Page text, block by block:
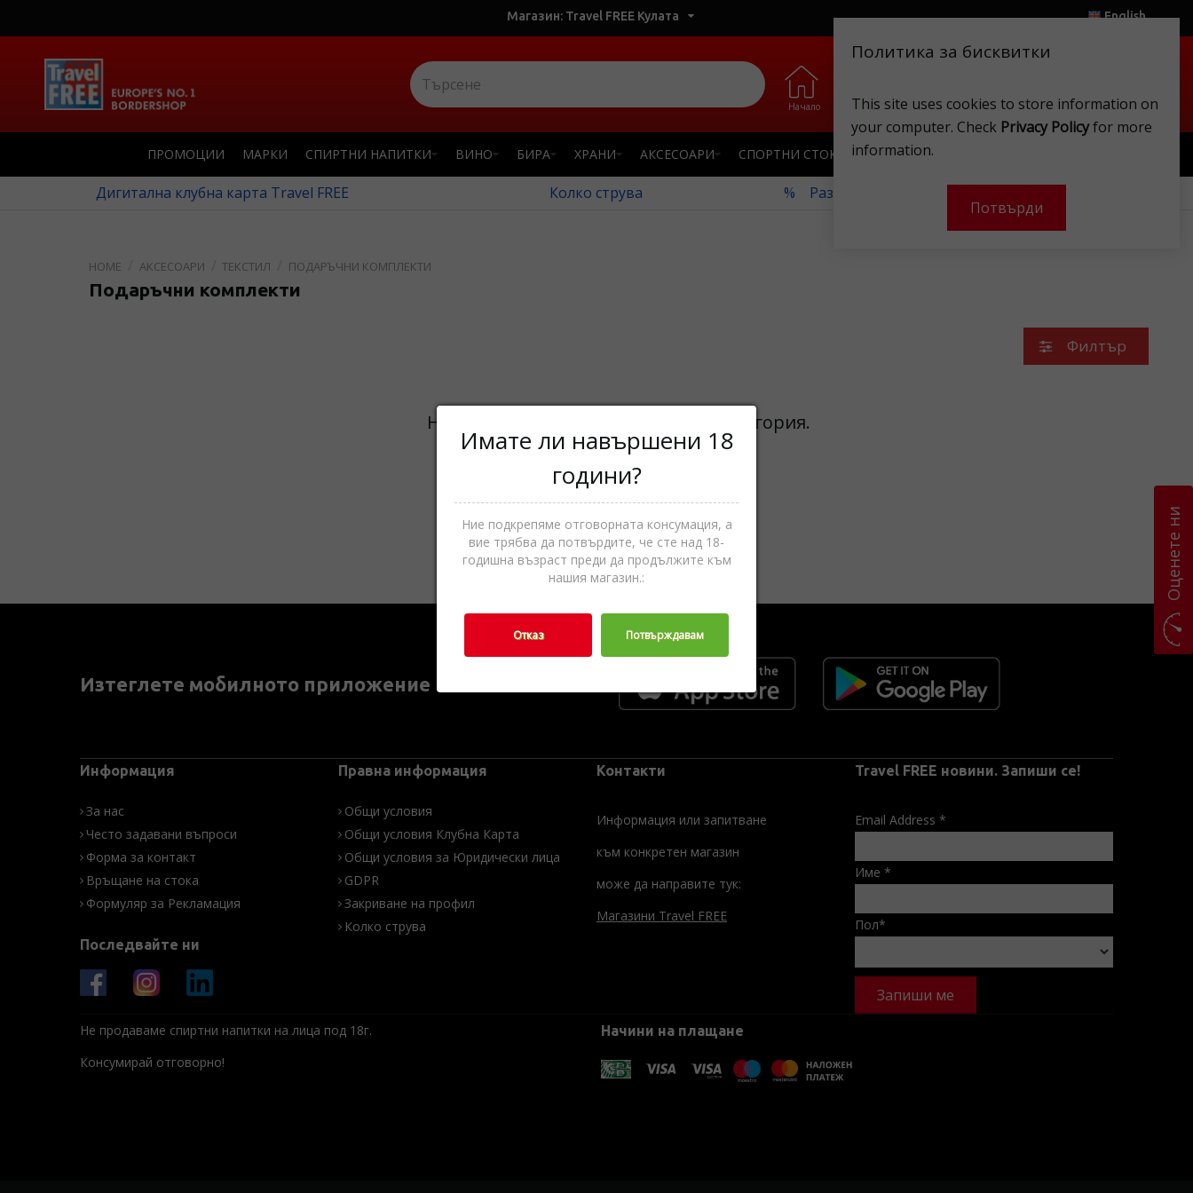
Политика за бисквитки
This site uses cookies to store information on
your computer. Check Privacy Policyfor more
information.
Потвърди
Магазин: Travel FREE Кулата English
Начало Любими Магазини Клубна карта Акаунт Кошница
ПРОМОЦИИ МАРКИ СПИРТНИ НАПИТКИ ВИНО БИРА ХРАНИ АКСЕСОАРИ СПОРТНИ СТОКИ ИГРАЧКИ
Дигитална клубна карта Travel FREE Колко струва % Разгледайте нашите месечни оферти!
АКСЕСОАРИ ТЕКСТИЛ ПОДАРЪЧНИ КОМПЛЕКТИ
Подаръчни комплекти
Филтър
Няма добавени продукти в тази категория.
Изтеглете мобилното приложение ►
Информация
За нас
Често задавани въпроси
Форма за контакт
Връщане на стока
Формуляр за Рекламация
Последвайте ни
Правна информация
Общи условия
Общи условия Клубна Карта
Общи условия за Юридически лица
GDPR
Закриване на профил
Колко струва
Контакти
Информация или запитване
към конкретен магазин
може да направите тук:
Магазини Travel FREE
Travel FREE новини. Запиши се!
Email Address *
Име *
Пол*
Не продаваме спиртни напитки на лица под 18г.
Консумирай отговорно!
Начини на плащане
Оценете ни
Имате ли навършени 18
години?
Ние подкрепяме отговорната консумация, а
вие трябва да потвърдите, че сте над 18-
годишна възраст преди да продължите към
нашия магазин.:
Отказ Потвърждавам